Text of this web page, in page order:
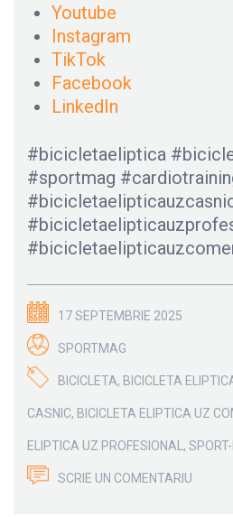
Youtube
Instagram
TikTok
Facebook
LinkedIn
#bicicletaeliptica
#sportmag
17 SEPTEMBRIE 2025
SPORTMAG
BICICLETA, BICICLETA
CASNIC, BICICLETA ELIPTICA UZ
ELIPTICA UZ PROFESIONAL ,
SCRIE UN COMENTARIU